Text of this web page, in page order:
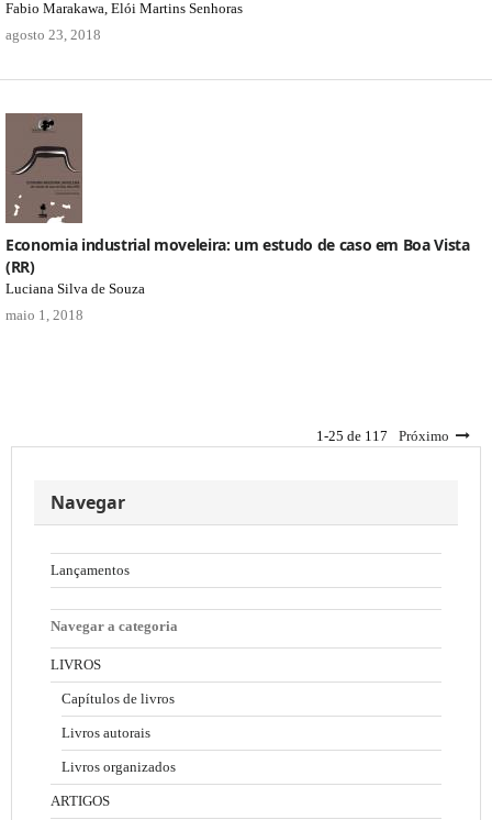
Fabio Marakawa, Elói Martins Senhoras
agosto 23, 2018
Economia industrial moveleira: um estudo de caso em Boa Vista
(RR)
Luciana Silva de Souza
maio 1, 2018
1-25 de 117 Próximo
Navegar
Lançamentos
Navegar a categoria
LIVROS
Capítulos de livros
Livros autorais
Livros organizados
ARTIGOS